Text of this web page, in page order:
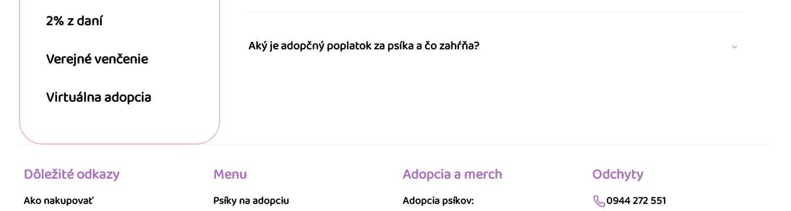
2% z daní
Verejné venčenie
Virtuálna adopcia
Aký je adopčný poplatok za psíka a čo zahŕňa?
Dôležité odkazy
Ako nakupovať
Menu
Psíky na adopciu
Adopcia a merch
Adopcia psíkov:
Odchyty
0944 272 551